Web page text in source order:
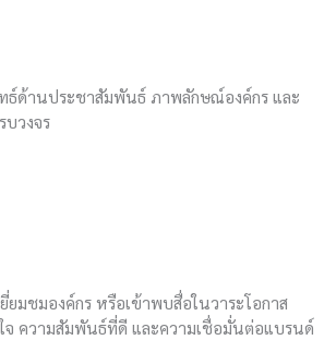
ธ์ด้านประชาสัมพันธ์ ภาพลักษณ์องค์กร และ
บวงจร
ยมชมองค์กร หรือเข้าพบสื่อในวาระโอกาส
จ ความสัมพันธ์ที่ดี และความเชื่อมั่นต่อแบรนด์